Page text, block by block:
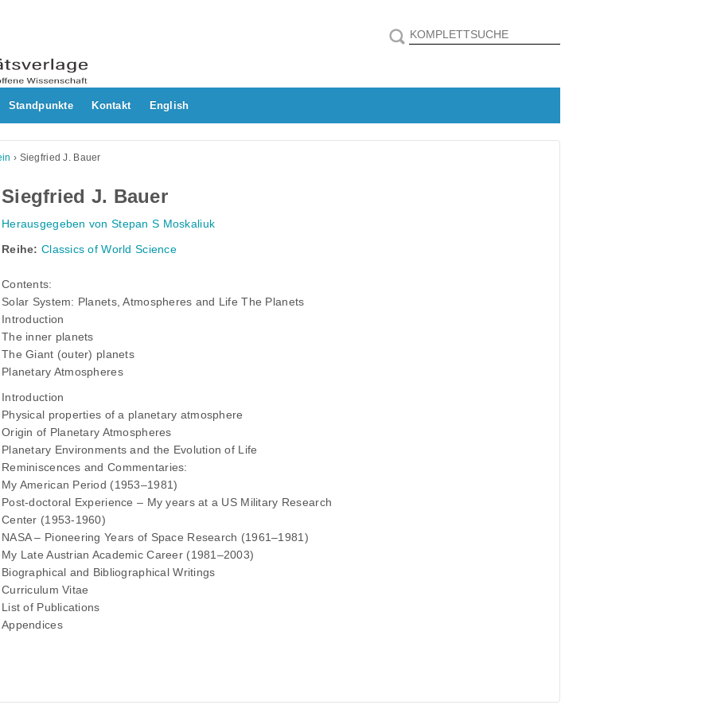
Standpunkte Kontakt English
› Siegfried J. Bauer
Siegfried J. Bauer
Herausgegeben von Stepan S Moskaliuk
Reihe: Classics of World Science
Contents:
Solar System: Planets, Atmospheres and Life The Planets
Introduction
The inner planets
The Giant (outer) planets
Planetary Atmospheres
Introduction
Physical properties of a planetary atmosphere
Origin of Planetary Atmospheres
Planetary Environments and the Evolution of Life
Reminiscences and Commentaries:
My American Period (1953–1981)
Post-doctoral Experience – My years at a US Military Research
Center (1953-1960)
NASA – Pioneering Years of Space Research (1961–1981)
My Late Austrian Academic Career (1981–2003)
Biographical and Bibliographical Writings
Curriculum Vitae
List of Publications
Appendices